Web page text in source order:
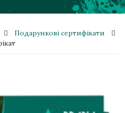
Подарункові сертифікати